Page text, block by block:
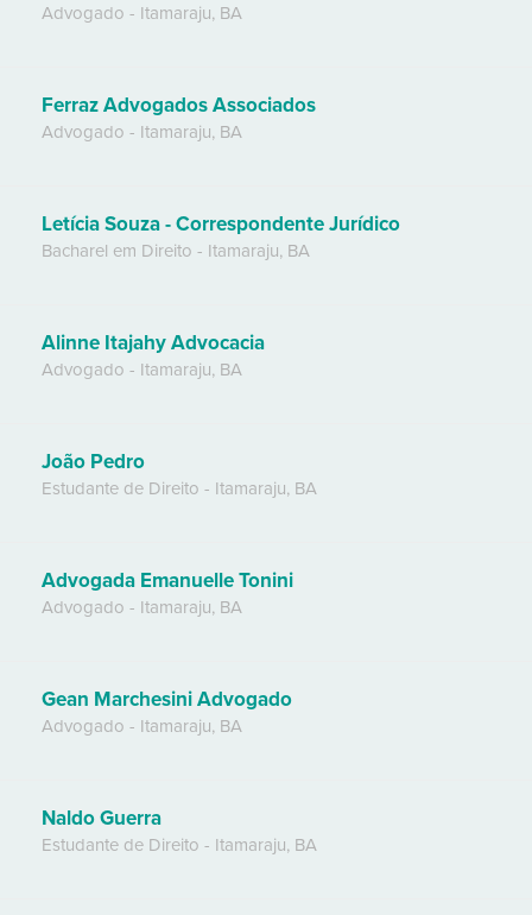
Advogado - Itamaraju, BA
Ferraz Advogados Associados
Advogado - Itamaraju, BA
Letícia Souza - Correspondente Jurídico
Bacharel em Direito - Itamaraju, BA
Alinne Itajahy Advocacia
Advogado - Itamaraju, BA
João Pedro
Estudante de Direito - Itamaraju, BA
Advogada Emanuelle Tonini
Advogado - Itamaraju, BA
Gean Marchesini Advogado
Advogado - Itamaraju, BA
Naldo Guerra
Estudante de Direito - Itamaraju, BA